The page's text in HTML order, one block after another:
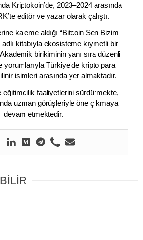
Kriptokoin’de, 2023–2024 arasında
editör ve yazar olarak çalıştı.
kaleme aldığı “Bitcoin Sen Bizim
kitabıyla ekosisteme kıymetli bir
birikiminin yanı sıra düzenli
yorumlarıyla Türkiye’de kripto para
isimleri arasında yer almaktadır.
eğitimcilik faaliyetlerini sürdürmekte,
uzman görüşleriyle öne çıkmaya
devam etmektedir.